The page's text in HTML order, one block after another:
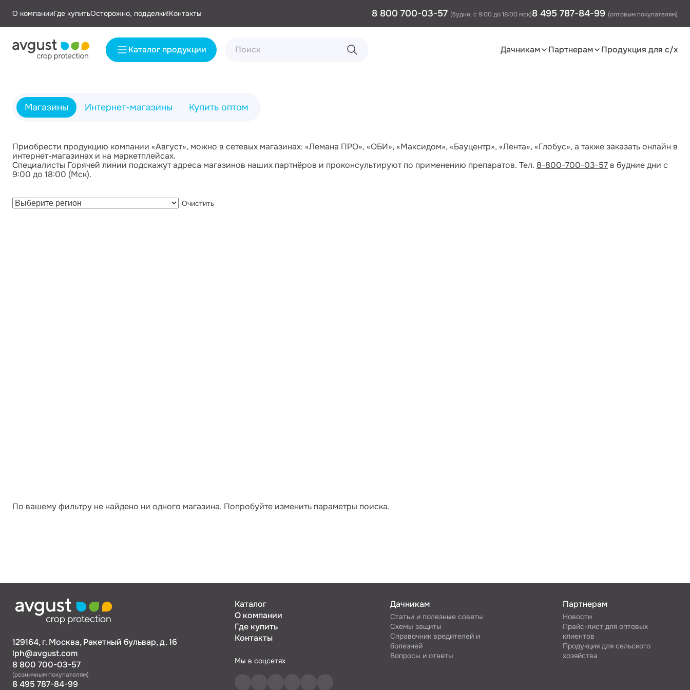
О компанииГде купитьОсторожно, подделки!Контакты 8 800 700-03-57 (будни, с 9:00 до 18:00 мск)8 495 787-84-99 (оптовым покупателям)
Каталог продукции Дачникам Партнерам Продукция для с/х
Магазины Интернет-магазины Купить оптом
Приобрести продукцию компании «Август», можно в сетевых магазинах: «Лемана ПРО», «ОБИ», «Максидом», «Бауцентр», «Лента», «Глобус», а также заказать онлайн в
интернет-магазинах и на маркетплейсах.
Специалисты Горячей линии подскажут адреса магазинов наших партнёров и проконсультируют по применению препаратов. Тел. 8-800-700-03-57 в будние дни с
9:00 до 18:00 (Мск).
Очистить
По вашему фильтру не найдено ни одного магазина. Попробуйте изменить параметры поиска.
129164, г. Москва, Ракетный бульвар, д. 16
lph@avgust.com
8 800 700-03-57
(розничным покупателям)
8 495 787-84-99
Каталог
О компании
Где купить
Контакты
Мы в соцсетях
Дачникам
Статьи и полезные советы
Схемы защиты
Справочник вредителей и
болезней
Вопросы и ответы
Партнерам
Новости
Прайс-лист для оптовых
клиентов
Продукция для сельского
хозяйства